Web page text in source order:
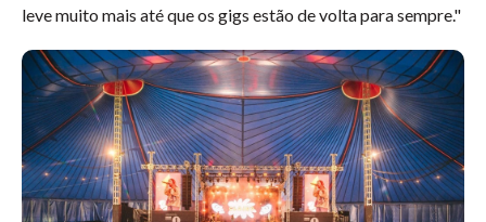
leve muito mais até que os gigs estão de volta para sempre."